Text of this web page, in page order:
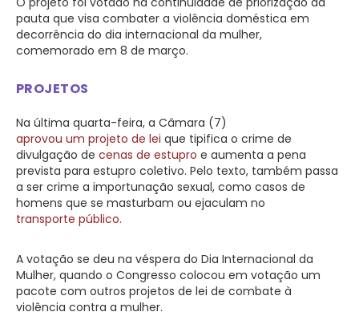
pauta que visa combater a violência doméstica em
decorrência do dia internacional da mulher,
comemorado em 8 de março.
PROJETOS
Na última quarta-feira, a Câmara (7)
aprovou um projeto de lei que tipifica o crime de
divulgação de cenas de estupro e aumenta a pena
prevista para estupro coletivo. Pelo texto, também passa
a ser crime a importunação sexual, como casos de
homens que se masturbam ou ejaculam no
transporte público.
A votação se deu na véspera do Dia Internacional da
Mulher, quando o Congresso colocou em votação um
pacote com outros projetos de lei de combate à
violência contra a mulher.